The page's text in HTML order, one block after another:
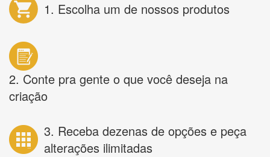
1. Escolha um de nossos produtos
2. Conte pra gente o que você deseja na
criação
3. Receba dezenas de opções e peça
alterações ilimitadas